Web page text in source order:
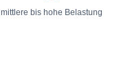
mittlere bis hohe Belastung